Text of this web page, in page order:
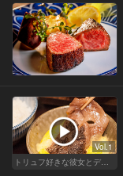
Vol.1
トリュフ好きな彼女とデートにおすすめ！東京の人気店